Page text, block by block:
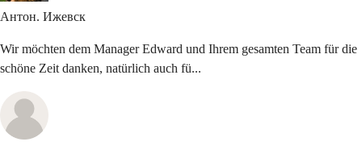
Антон. Ижевск
Wir möchten dem Manager Edward und Ihrem gesamten Team für die
schöne Zeit danken, natürlich auch fü...